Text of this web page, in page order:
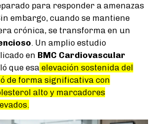
para responder a amenazas
embargo, cuando se mantiene
crónica, se transforma en un
. Un amplio estudio
en BMC Cardiovascular
que esa elevación sostenida del
de forma significativa con
alto y marcadores